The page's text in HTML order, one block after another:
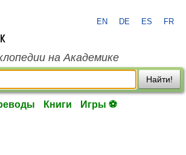
EN DE ES FR
на Академике
Найти!
Книги Игры ⚽